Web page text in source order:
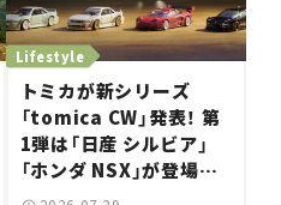
トミカが新シリーズ
「tomica CW」発表！ 第
1弾は「日産 シルビア」
「ホンダ NSX」が登場。
世界が注目す
Lifestyle